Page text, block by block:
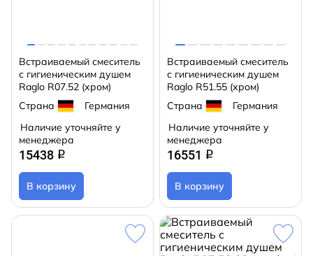
Встраиваемый смеситель
с гигиеническим душем
Raglo R07.52 (хром)
Страна
Германия
Наличие уточняйте у
менеджера
15438 q
В корзину
Встраиваемый смеситель
с гигиеническим душем
Raglo R51.55 (хром)
Страна
Германия
Наличие уточняйте у
менеджера
16551 q
В корзину